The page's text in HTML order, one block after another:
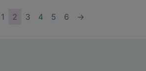
1 2 3 4 5 6 →